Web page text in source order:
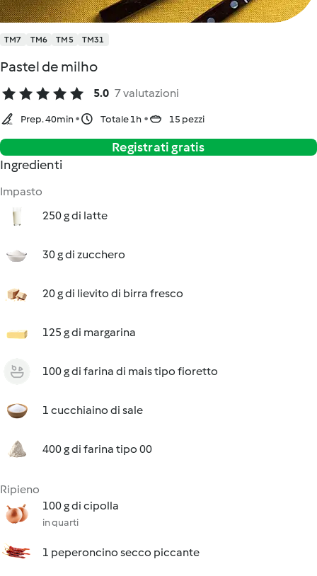
TM7 TM6 TM5 TM31
Pastel de milho
5.0 7 valutazioni
Prep. 40min Totale 1h 15 pezzi
Registrati gratis
Ingredienti
Impasto
250 g di latte
30 g di zucchero
20 g di lievito di birra fresco
125 g di margarina
100 g di farina di mais tipo fioretto
1 cucchiaino di sale
400 g di farina tipo 00
Ripieno
100 g di cipolla
in quarti
1 peperoncino secco piccante